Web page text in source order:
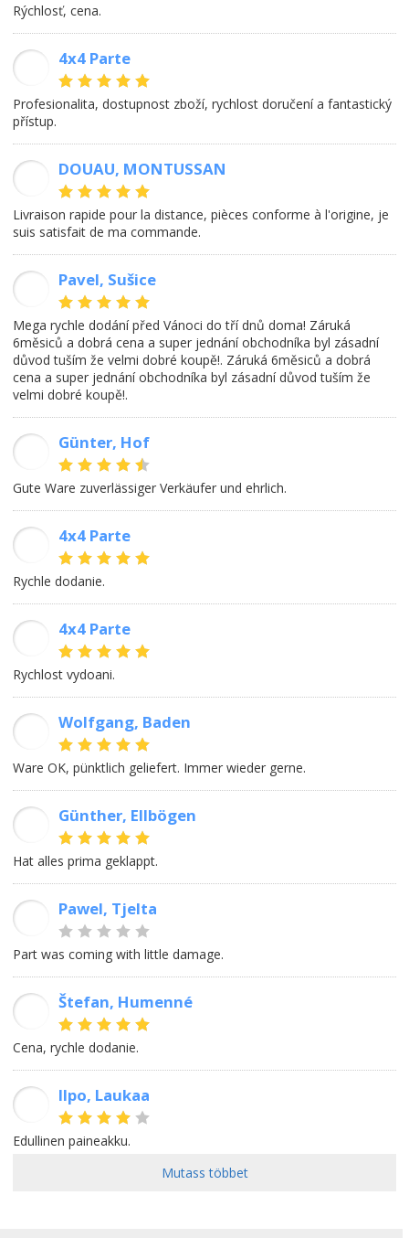
rýchlosť, cena.
4x4 Parte
Profesionalita, dostupnost zboží, rychlost doručení a fantastický
přístup.
DOUAU, MONTUSSAN
Livraison rapide pour la distance, pièces conforme à l'origine, je
suis satisfait de ma commande.
Pavel, Sušice
Mega rychle dodání před Vánoci do tří dnů doma! Záruká
6měsiců a dobrá cena a super jednání obchodníka byl zásadní
důvod tuším že velmi dobré koupě!. Záruká 6měsiců a dobrá
cena a super jednání obchodníka byl zásadní důvod tuším že
velmi dobré koupě!.
Günter, Hof
Gute Ware zuverlässiger Verkäufer und ehrlich.
4x4 Parte
Rychle dodanie.
4x4 Parte
Rychlost vydoani.
Wolfgang, Baden
Ware OK, pünktlich geliefert. Immer wieder gerne.
Günther, Ellbögen
Hat alles prima geklappt.
Pawel, Tjelta
Part was coming with little damage.
Štefan, Humenné
Cena, rychle dodanie.
Ilpo, Laukaa
Edullinen paineakku.
Mutass többet